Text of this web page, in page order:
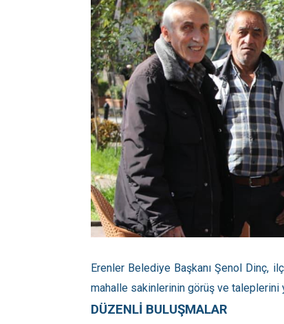
Erenler Belediye Başkanı Şenol Dinç,
mahalle sakinlerinin görüş ve taleplerini
DÜZENLİ BULUŞMALAR